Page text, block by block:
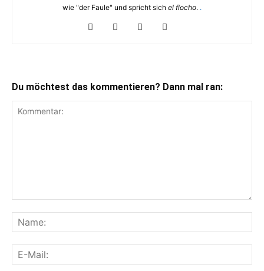
wie "der Faule" und spricht sich el flocho. .
Du möchtest das kommentieren? Dann mal ran: